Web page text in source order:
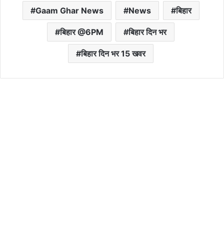
Gaam Ghar News News बिहार
बिहार @6PM बिहार दिन भर
बिहार दिन भर 15 खवर